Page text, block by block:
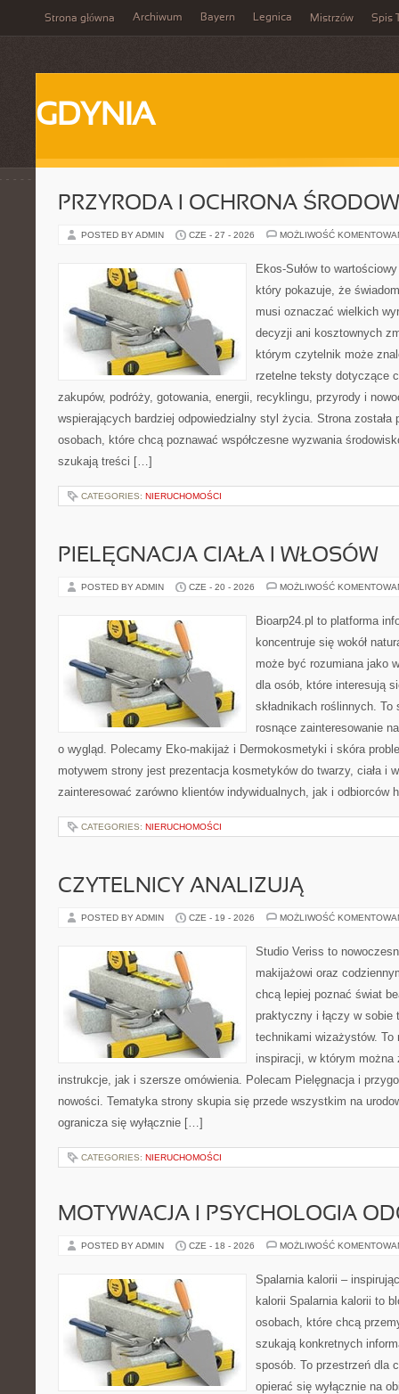
Strona główna Archiwum Bayern Legnica Mistrzów Spis
GDYNIA
PRZYRODA I OCHRONA
POSTED BY ADMIN CZE - 27 - 2026 MOŻLIWOŚĆ
Ekos-Sułów to
który pokazuje, że
musi oznaczać wielkich
decyzji ani kosztownych
którym czytelnik może
rzetelne teksty dotyczące
zakupów, podróży, gotowania, energii, recyklingu, przyrody i
wspierających bardziej odpowiedzialny styl życia. Strona została
osobach, które chcą poznawać współczesne wyzwania
szukają treści […]
CATEGORIES: NIERUCHOMOŚCI
PIELĘGNACJA CIAŁA I WŁOSÓW
POSTED BY ADMIN CZE - 20 - 2026 MOŻLIWOŚĆ
Bioarp24.pl to platforma
koncentruje się wokół
może być rozumiana jako
dla osób, które interesują
składnikach roślinnych.
rosnące zainteresowanie
o wygląd. Polecamy Eko-makijaż i Dermokosmetyki i skóra
motywem strony jest prezentacja kosmetyków do twarzy, ciała i
zainteresować zarówno klientów indywidualnych, jak i
CATEGORIES: NIERUCHOMOŚCI
CZYTELNICY ANALIZUJĄ
POSTED BY ADMIN CZE - 19 - 2026 MOŻLIWOŚĆ
Studio Veriss to
makijażowi oraz
chcą lepiej poznać świat
praktyczny i łączy w sobie
technikami wizażystów. To
inspiracji, w którym można
instrukcje, jak i szersze omówienia. Polecam Pielęgnacja i
nowości. Tematyka strony skupia się przede wszystkim na
ogranicza się wyłącznie […]
CATEGORIES: NIERUCHOMOŚCI
MOTYWACJA I PSYCHOLOGIA
POSTED BY ADMIN CZE - 18 - 2026 MOŻLIWOŚĆ
Spalarnia kalorii –
kalorii Spalarnia kalorii to
osobach, które chcą
szukają konkretnych
sposób. To przestrzeń dla
opierać się wyłącznie na